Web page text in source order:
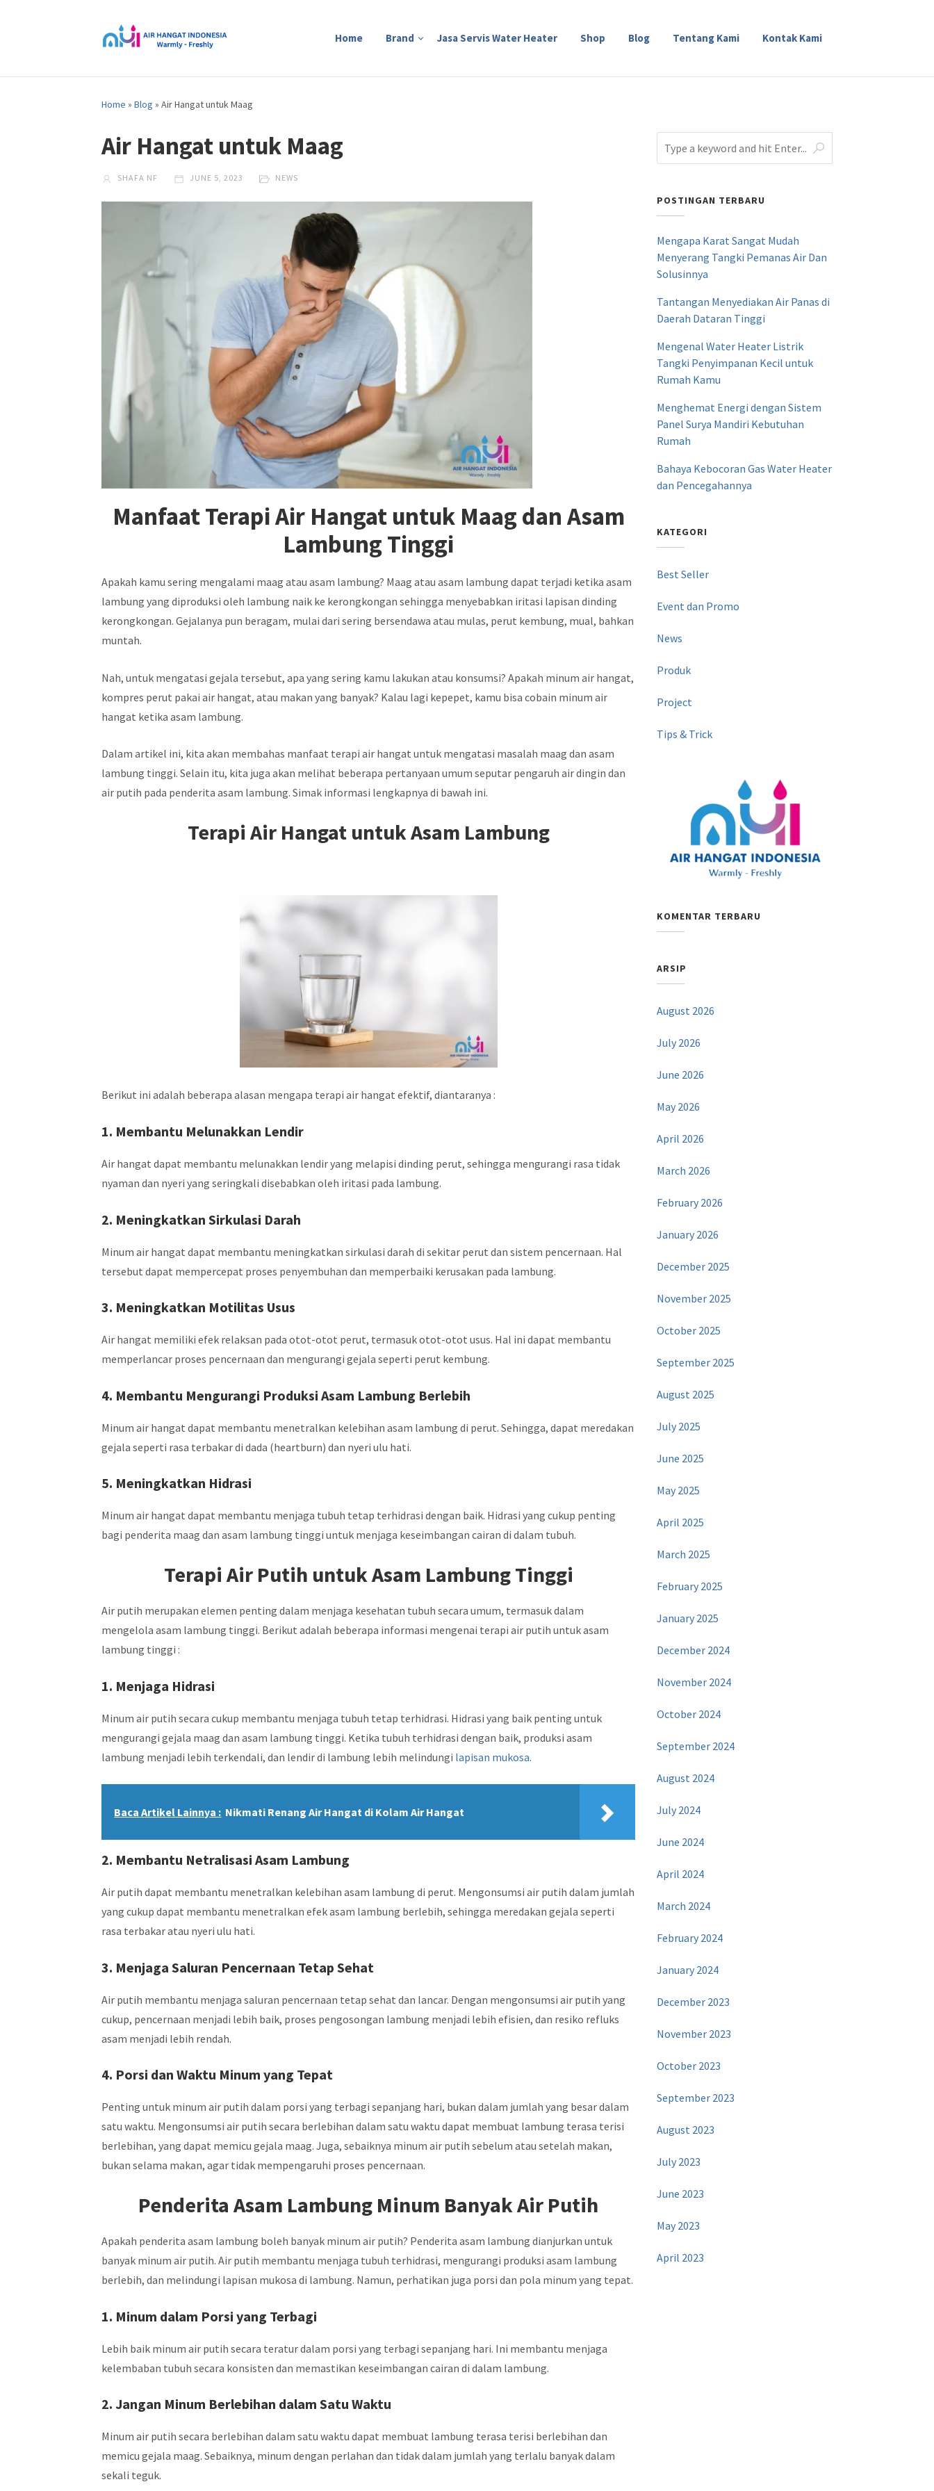
Home Brand Jasa Servis Water Heater Shop Blog Tentang Kami Kontak Kami
Home »Blog »Air Hangat untuk Maag
Air Hangat untuk Maag
SHAFA NF JUNE 5, 2023 NEWS
Manfaat Terapi Air Hangat untuk Maag dan Asam
Lambung Tinggi
Apakah kamu sering mengalami maag atau asam lambung? Maag atau asam lambung dapat terjadi ketika asam
lambung yang diproduksi oleh lambung naik ke kerongkongan sehingga menyebabkan iritasi lapisan dinding
kerongkongan. Gejalanya pun beragam, mulai dari sering bersendawa atau mulas, perut kembung, mual, bahkan
muntah.
Nah, untuk mengatasi gejala tersebut, apa yang sering kamu lakukan atau konsumsi? Apakah minum air hangat,
kompres perut pakai air hangat, atau makan yang banyak? Kalau lagi kepepet, kamu bisa cobain minum air
hangat ketika asam lambung.
Dalam artikel ini, kita akan membahas manfaat terapi air hangat untuk mengatasi masalah maag dan asam
lambung tinggi. Selain itu, kita juga akan melihat beberapa pertanyaan umum seputar pengaruh air dingin dan
air putih pada penderita asam lambung. Simak informasi lengkapnya di bawah ini.
Terapi Air Hangat untuk Asam Lambung
Berikut ini adalah beberapa alasan mengapa terapi air hangat efektif, diantaranya :
1. Membantu Melunakkan Lendir
Air hangat dapat membantu melunakkan lendir yang melapisi dinding perut, sehingga mengurangi rasa tidak
nyaman dan nyeri yang seringkali disebabkan oleh iritasi pada lambung.
2. Meningkatkan Sirkulasi Darah
Minum air hangat dapat membantu meningkatkan sirkulasi darah di sekitar perut dan sistem pencernaan. Hal
tersebut dapat mempercepat proses penyembuhan dan memperbaiki kerusakan pada lambung.
3. Meningkatkan Motilitas Usus
Air hangat memiliki efek relaksan pada otot-otot perut, termasuk otot-otot usus. Hal ini dapat membantu
memperlancar proses pencernaan dan mengurangi gejala seperti perut kembung.
4. Membantu Mengurangi Produksi Asam Lambung Berlebih
Minum air hangat dapat membantu menetralkan kelebihan asam lambung di perut. Sehingga, dapat meredakan
gejala seperti rasa terbakar di dada (heartburn) dan nyeri ulu hati.
5. Meningkatkan Hidrasi
Minum air hangat dapat membantu menjaga tubuh tetap terhidrasi dengan baik. Hidrasi yang cukup penting
bagi penderita maag dan asam lambung tinggi untuk menjaga keseimbangan cairan di dalam tubuh.
Terapi Air Putih untuk Asam Lambung Tinggi
Air putih merupakan elemen penting dalam menjaga kesehatan tubuh secara umum, termasuk dalam
mengelola asam lambung tinggi. Berikut adalah beberapa informasi mengenai terapi air putih untuk asam
lambung tinggi :
1. Menjaga Hidrasi
Minum air putih secara cukup membantu menjaga tubuh tetap terhidrasi. Hidrasi yang baik penting untuk
mengurangi gejala maag dan asam lambung tinggi. Ketika tubuh terhidrasi dengan baik, produksi asam
lambung menjadi lebih terkendali, dan lendir di lambung lebih melindungi lapisan mukosa.
Baca Artikel Lainnya : Nikmati Renang Air Hangat di Kolam Air Hangat
2. Membantu Netralisasi Asam Lambung
Air putih dapat membantu menetralkan kelebihan asam lambung di perut. Mengonsumsi air putih dalam jumlah
yang cukup dapat membantu menetralkan efek asam lambung berlebih, sehingga meredakan gejala seperti
rasa terbakar atau nyeri ulu hati.
3. Menjaga Saluran Pencernaan Tetap Sehat
Air putih membantu menjaga saluran pencernaan tetap sehat dan lancar. Dengan mengonsumsi air putih yang
cukup, pencernaan menjadi lebih baik, proses pengosongan lambung menjadi lebih efisien, dan resiko refluks
asam menjadi lebih rendah.
4. Porsi dan Waktu Minum yang Tepat
Penting untuk minum air putih dalam porsi yang terbagi sepanjang hari, bukan dalam jumlah yang besar dalam
satu waktu. Mengonsumsi air putih secara berlebihan dalam satu waktu dapat membuat lambung terasa terisi
berlebihan, yang dapat memicu gejala maag. Juga, sebaiknya minum air putih sebelum atau setelah makan,
bukan selama makan, agar tidak mempengaruhi proses pencernaan.
Penderita Asam Lambung Minum Banyak Air Putih
Apakah penderita asam lambung boleh banyak minum air putih? Penderita asam lambung dianjurkan untuk
banyak minum air putih. Air putih membantu menjaga tubuh terhidrasi, mengurangi produksi asam lambung
berlebih, dan melindungi lapisan mukosa di lambung. Namun, perhatikan juga porsi dan pola minum yang tepat.
1. Minum dalam Porsi yang Terbagi
Lebih baik minum air putih secara teratur dalam porsi yang terbagi sepanjang hari. Ini membantu menjaga
kelembaban tubuh secara konsisten dan memastikan keseimbangan cairan di dalam lambung.
2. Jangan Minum Berlebihan dalam Satu Waktu
Minum air putih secara berlebihan dalam satu waktu dapat membuat lambung terasa terisi berlebihan dan
memicu gejala maag. Sebaiknya, minum dengan perlahan dan tidak dalam jumlah yang terlalu banyak dalam
sekali teguk.
POSTINGAN TERBARU
Mengapa Karat Sangat Mudah
Menyerang Tangki Pemanas Air Dan
Solusinnya
Tantangan Menyediakan Air Panas di
Daerah Dataran Tinggi
Mengenal Water Heater Listrik
Tangki Penyimpanan Kecil untuk
Rumah Kamu
Menghemat Energi dengan Sistem
Panel Surya Mandiri Kebutuhan
Rumah
Bahaya Kebocoran Gas Water Heater
dan Pencegahannya
KATEGORI
Best Seller
Event dan Promo
News
Produk
Project
Tips & Trick
KOMENTAR TERBARU
ARSIP
August 2026
July 2026
June 2026
May 2026
April 2026
March 2026
February 2026
January 2026
December 2025
November 2025
October 2025
September 2025
August 2025
July 2025
June 2025
May 2025
April 2025
March 2025
February 2025
January 2025
December 2024
November 2024
October 2024
September 2024
August 2024
July 2024
June 2024
April 2024
March 2024
February 2024
January 2024
December 2023
November 2023
October 2023
September 2023
August 2023
July 2023
June 2023
May 2023
April 2023